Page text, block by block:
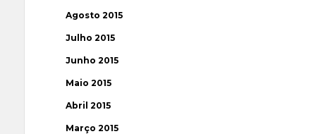
Agosto 2015
Julho 2015
Junho 2015
Maio 2015
Abril 2015
Março 2015